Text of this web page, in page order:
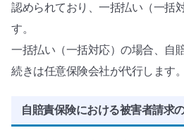
認められており、一括払い（一括
す。
一括払い（一括対応）の場合、自
続きは任意保険会社が代行します。
自賠責保険における被害者請求